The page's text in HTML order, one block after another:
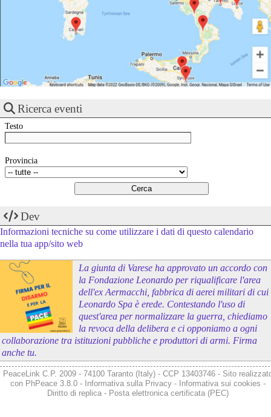
Ricerca eventi
Testo
Provincia
Dev
Informazioni tecniche su come utilizzare i dati di questo calendario
nella tua app/sito web
La giunta di Varese ha approvato un accordo con
la Fondazione Leonardo per riqualificare l'area
dell'ex Aermacchi, fabbrica di aerei militari di cui
Leonardo Spa è erede. Contestando l'uso di
quest'area per normalizzare la guerra, chiediamo
la revoca della delibera e ci opponiamo a ogni
collaborazione tra istituzioni pubbliche e produttori di armi. Firma
anche tu.
PeaceLink C.P. 2009 - 74100 Taranto (Italy) - CCP 13403746 - Sito
con PhPeace 3.8.0- Informativa sulla Privacy- Informativa sui cookies -
Diritto di replica- Posta elettronica certificata (PEC)